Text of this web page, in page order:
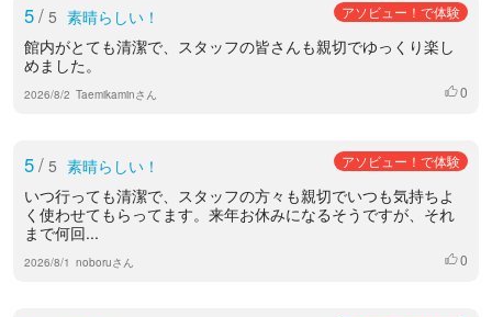
5/ 5 素晴らしい！ アソビュー！で体験
館内がとても清潔で、スタッフの皆さんも親切でゆっくり楽し
めました。
2026/8/2 Taemikaminさん いいね
0
5/ 5 素晴らしい！ アソビュー！で体験
いつ行っても清潔で、スタッフの方々も親切でいつも気持ちよ
く使わせてもらってます。来年お休みになるそうですが、それ
まで何回...
2026/8/1 noboruさん いいね
0